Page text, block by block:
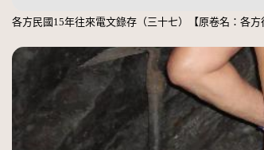
各方民國15年往來電文錄存（三十七）【原卷名：各方